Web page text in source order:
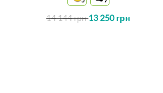
14 144грн 13 250грн